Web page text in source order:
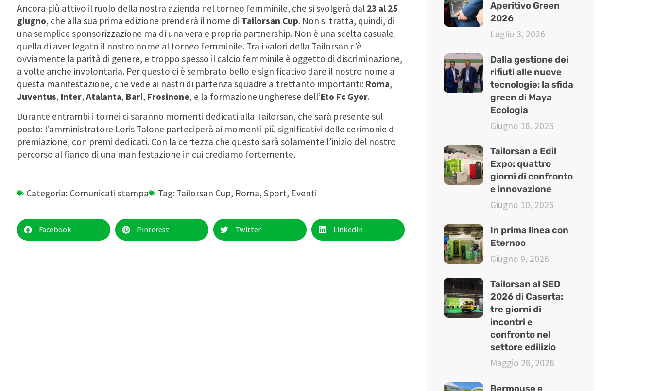
Ancora più attivo il ruolo della nostra azienda nel torneo femminile, che si svolgerà dal 23 al 25
giugno, che alla sua prima edizione prenderà il nome di Tailorsan Cup. Non si tratta, quindi, di
una semplice sponsorizzazione ma di una vera e propria partnership. Non è una scelta casuale,
quella di aver legato il nostro nome al torneo femminile. Tra i valori della Tailorsan c’è
ovviamente la parità di genere, e troppo spesso il calcio femminile è oggetto di discriminazione,
a volte anche involontaria. Per questo ci è sembrato bello e significativo dare il nostro nome a
questa manifestazione, che vede ai nastri di partenza squadre altrettanto importanti: Roma,
Juventus, Inter,Atalanta, Bari, Frosinone, e la formazione ungherese dell’Eto Fc Gyor.
Durante entrambi i tornei ci saranno momenti dedicati alla Tailorsan, che sarà presente sul
posto: l’amministratore Loris Talone parteciperà ai momenti più significativi delle cerimonie di
premiazione, con premi dedicati. Con la certezza che questo sarà solamente l’inizio del nostro
percorso al fianco di una manifestazione in cui crediamo fortemente.
Categoria: Comunicati stampa Tag: Tailorsan Cup, Roma,Sport, Eventi
Facebook Pinterest Twitter LinkedIn
Aperitivo Green
2026
Luglio 3, 2026
Dalla gestione dei
rifiuti alle nuove
tecnologie: la sfida
green di Maya
Ecologia
Giugno 18, 2026
Tailorsan a Edil
Expo: quattro
giorni di confronto
e innovazione
Giugno 10, 2026
In prima linea con
Eternoo
Giugno 9, 2026
Tailorsan al SED
2026 di Caserta:
tre giorni di
incontri e
confronto nel
settore edilizio
Maggio 26, 2026
Bermouse e